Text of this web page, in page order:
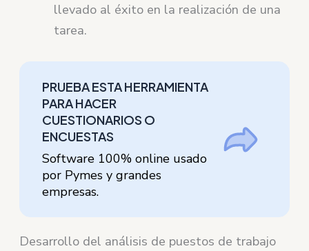
llevado al éxito en la realización de una
tarea.
PRUEBA ESTA HERRAMIENTA
PARA HACER
CUESTIONARIOS O
ENCUESTAS
Software 100% online usado
por Pymes y grandes
empresas.
Desarrollo del análisis de puestos de trabajo